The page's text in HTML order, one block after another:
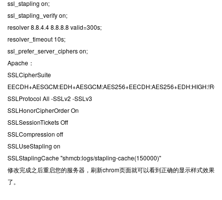
ssl_stapling on;
ssl_stapling_verify on;
resolver 8.8.4.4 8.8.8.8 valid=300s;
resolver_timeout 10s;
ssl_prefer_server_ciphers on;
Apache：
SSLCipherSuite
SSLProtocol All -SSLv2 -SSLv3
SSLHonorCipherOrder On
SSLSessionTickets Off
SSLCompression off
SSLUseStapling on
SSLStaplingCache "shmcb:logs/stapling-cache(150000)"
修改完成之后重启您的服务器，刷新chrom页面就可以看到正确的显示样式效果
了。